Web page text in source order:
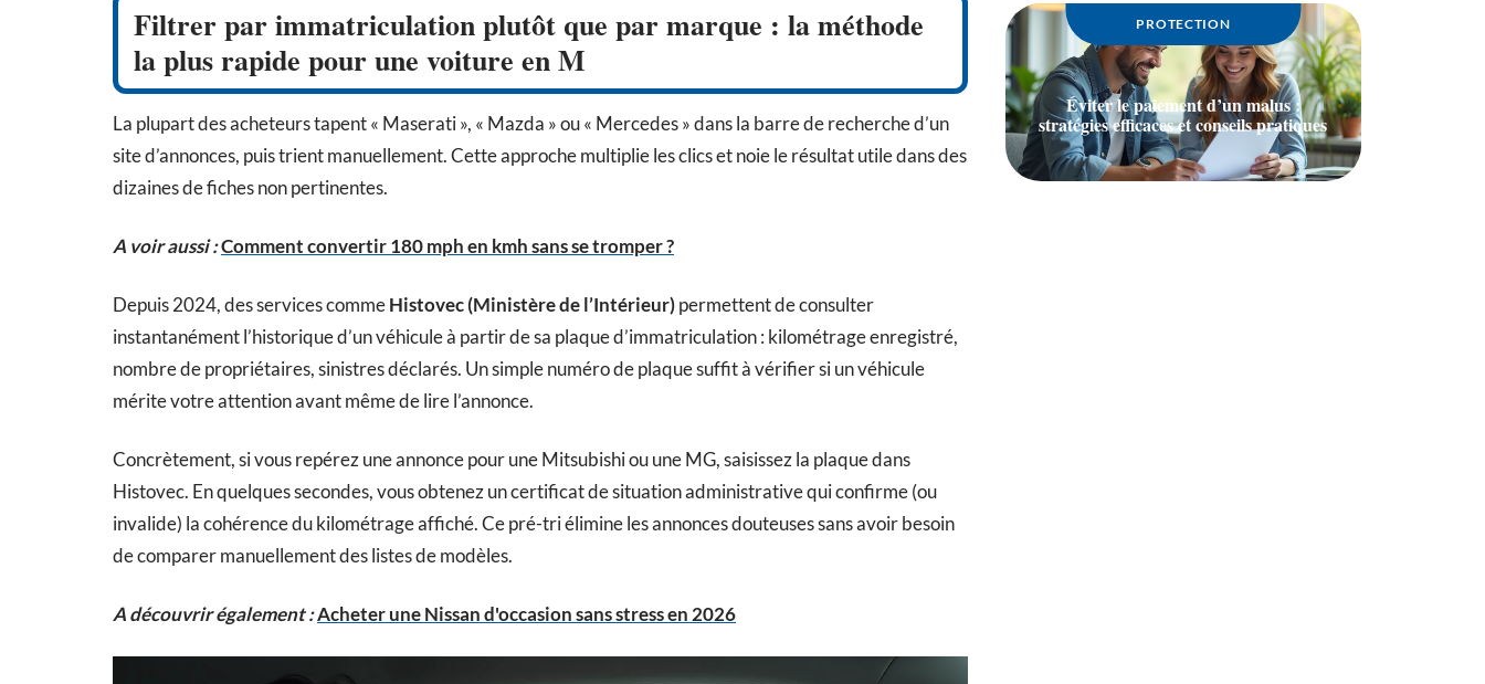
Filtrer par immatriculation plutôt que par marque : la méthode
la plus rapide pour une voiture en M
La plupart des acheteurs tapent « Maserati », « Mazda » ou « Mercedes » dans la barre de recherche d’un
site d’annonces, puis trient manuellement. Cette approche multiplie les clics et noie le résultat utile dans des
dizaines de fiches non pertinentes.
A voir aussi :Comment convertir 180 mph en kmh sans se tromper ?
Depuis 2024, des services commeHistovec (Ministère de l’Intérieur)permettent de consulter
instantanément l’historique d’un véhicule à partir de sa plaque d’immatriculation : kilométrage enregistré,
nombre de propriétaires, sinistres déclarés. Un simple numéro de plaque suffit à vérifier si un véhicule
mérite votre attention avant même de lire l’annonce.
Concrètement, si vous repérez une annonce pour une Mitsubishi ou une MG, saisissez la plaque dans
Histovec. En quelques secondes, vous obtenez un certificat de situation administrative qui confirme (ou
invalide) la cohérence du kilométrage affiché. Ce pré-tri élimine les annonces douteuses sans avoir besoin
de comparer manuellement des listes de modèles.
A découvrir également :Acheter une Nissan d'occasion sans stress en 2026
PROTECTION
Éviter le paiement d’un malus :
stratégies efficaces et conseils pratiques